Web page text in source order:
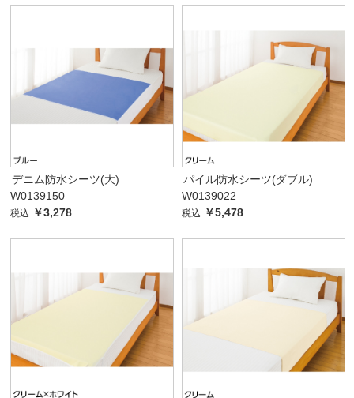
デニム防水シーツ(大)
W0139150
税込 ￥3,278
パイル防水シーツ(ダブル)
W0139022
税込 ￥5,478